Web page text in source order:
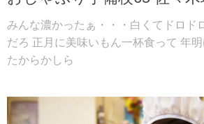
みんな濃かったぁ・・・白くてドロド
だろ 正月に美味いもん一杯食って 年
たからかしら